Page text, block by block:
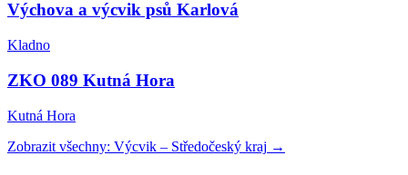
Výchova a výcvik psů Karlová
Kladno
ZKO 089 Kutná Hora
Kutná Hora
Zobrazit všechny: Výcvik – Středočeský kraj →